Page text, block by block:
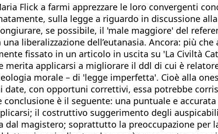
Flick a farmi apprezzare le loro convergenti
sulla legge a riguardo in discussione alla
se possibile, il 'male maggiore' del
liberalizzazione dell’eutanasia. Ancora: più
fissato in un articolo in uscita su 'La Civiltà
applicarsi a migliorare il ddl di cui è
morale – di 'legge imperfetta'. Cioè alla
con opportuni correttivi, essa potrebbe
è il seguente: una puntuale e
il costruttivo suggerimento degli
magistero; soprattutto la preoccupazione per